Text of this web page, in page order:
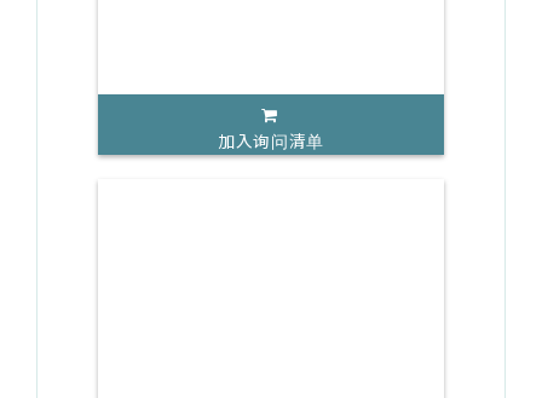
加入询问清单